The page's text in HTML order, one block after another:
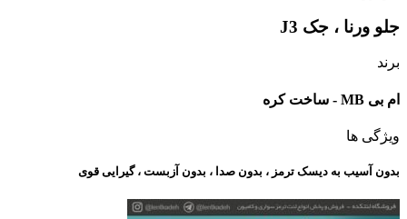
جلو ورنا ، جک J3
برند
ام بی MB - ساخت کره
ویژگی ها
بدون آسیب به دیسک ترمز ، بدون صدا ، بدون آزبست ، گیرایی قوی​